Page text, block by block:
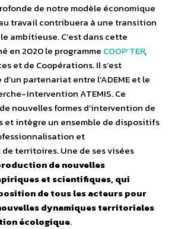
de notre modèle économique
travail contribuera à une transition
ambitieuse. C’est dans cette
en 2020 le programme COOP’TER,
et de Coopérations. Il s’est
partenariat entre l’ADEME et le
intervention ATEMIS. Ce
nouvelles formes d’intervention de
et intègre un ensemble de dispositifs
et
territoires. Une de ses visées
de nouvelles
et scientifiques, qui
de tous les acteurs pour
dynamiques territoriales
écologique.